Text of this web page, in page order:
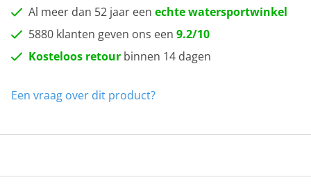
Al meer dan 52 jaar een echte watersportwinkel
5880 klanten geven ons een 9.2/10
Kosteloos retour binnen 14 dagen
Een vraag over dit product?